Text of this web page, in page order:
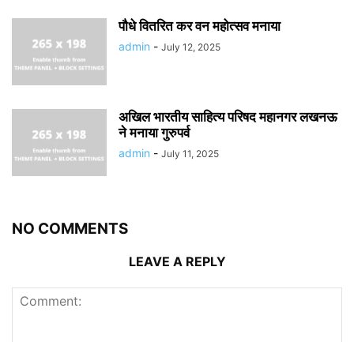
पौधे वितरित कर वन महोत्सव मनाया
admin - July 12, 2025
अखिल भारतीय साहित्य परिषद महानगर लखनऊ
ने मनाया गुरुपर्व
admin - July 11, 2025
NO COMMENTS
LEAVE A REPLY